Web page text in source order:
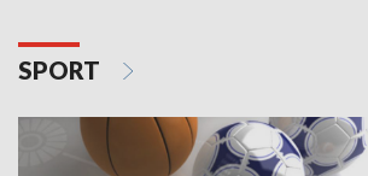
SPORT